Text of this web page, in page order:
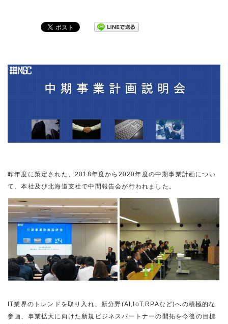
昨年度に策定された、2018年度から2020年度の中期事業計画につい
て、本社及び北海道支社で中間報告会が行われました。
IT業界のトレンドを取り入れ、新分野(AI,IoT,RPAなど)への積極的な
参画、事業拡大に向けた新規ビジネスパートナーの開拓を今後の目標